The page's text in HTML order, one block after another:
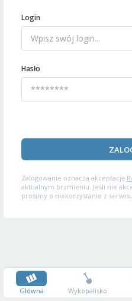
Login
Hasło
Zalogowanie oznacza akceptację
aktualnym brzmieniu. Jeśli nie
prosimy o niekorzystanie z
Główna Wykopalisko